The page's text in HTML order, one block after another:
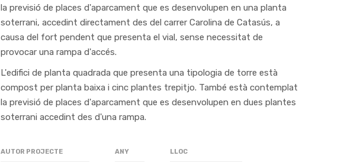
la previsió de places d'aparcament que es desenvolupen en una planta
soterrani, accedint directament des del carrer Carolina de Catasús, a
causa del fort pendent que presenta el vial, sense necessitat de
provocar una rampa d'accés.
L'edifici de planta quadrada que presenta una tipologia de torre està
compost per planta baixa i cinc plantes trepitjo. També està contemplat
la previsió de places d'aparcament que es desenvolupen en dues plantes
soterrani accedint des d'una rampa.
AUTOR PROJECTE ANY LLOC